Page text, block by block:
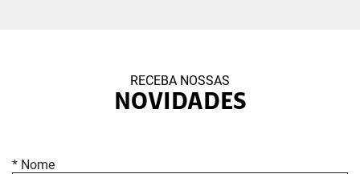
RECEBA NOSSAS
NOVIDADES
* Nome